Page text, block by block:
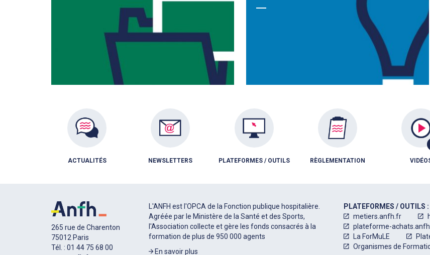
ACTUALITÉS NEWSLETTERS PLATEFORMES / OUTILS RÈGLEMENTATION
265 rue de Charenton
75012 Paris
Tél. : 01 44 75 68 00
L'ANFH est l'OPCA de la Fonction publique hospitalière.
Agréée par le Ministère de la Santé et des Sports,
l'Association collecte et gère les fonds consacrés à la
formation de plus de 950 000 agents
En savoir plus
PLATEFORMES / OUTILS :
metiers.anfh.fr
plateforme-
La ForMuLE
Organismes de